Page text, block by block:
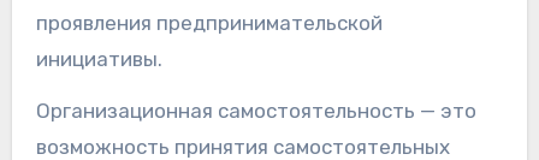
проявления предпринимательской
инициативы.
Организационная самостоятельность — это
возможность принятия самостоятельных